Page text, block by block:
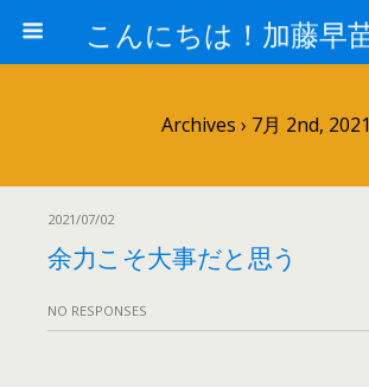
Archives › 7月 2nd, 2021
2021/07/02
余力こそ大事だと思う
NO RESPONSES